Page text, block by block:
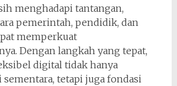
menghadapi tantangan,
pemerintah, pendidik, dan
memperkuat
Dengan langkah yang tepat,
digital tidak hanya
tetapi juga fondasi